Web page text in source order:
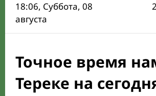
Время Сухура и Ифтара на
Календарь рамадана
Мечети и молельные комнаты
Направление киблы
18:06, Суббота, 08
августа
Точное время
Тереке на